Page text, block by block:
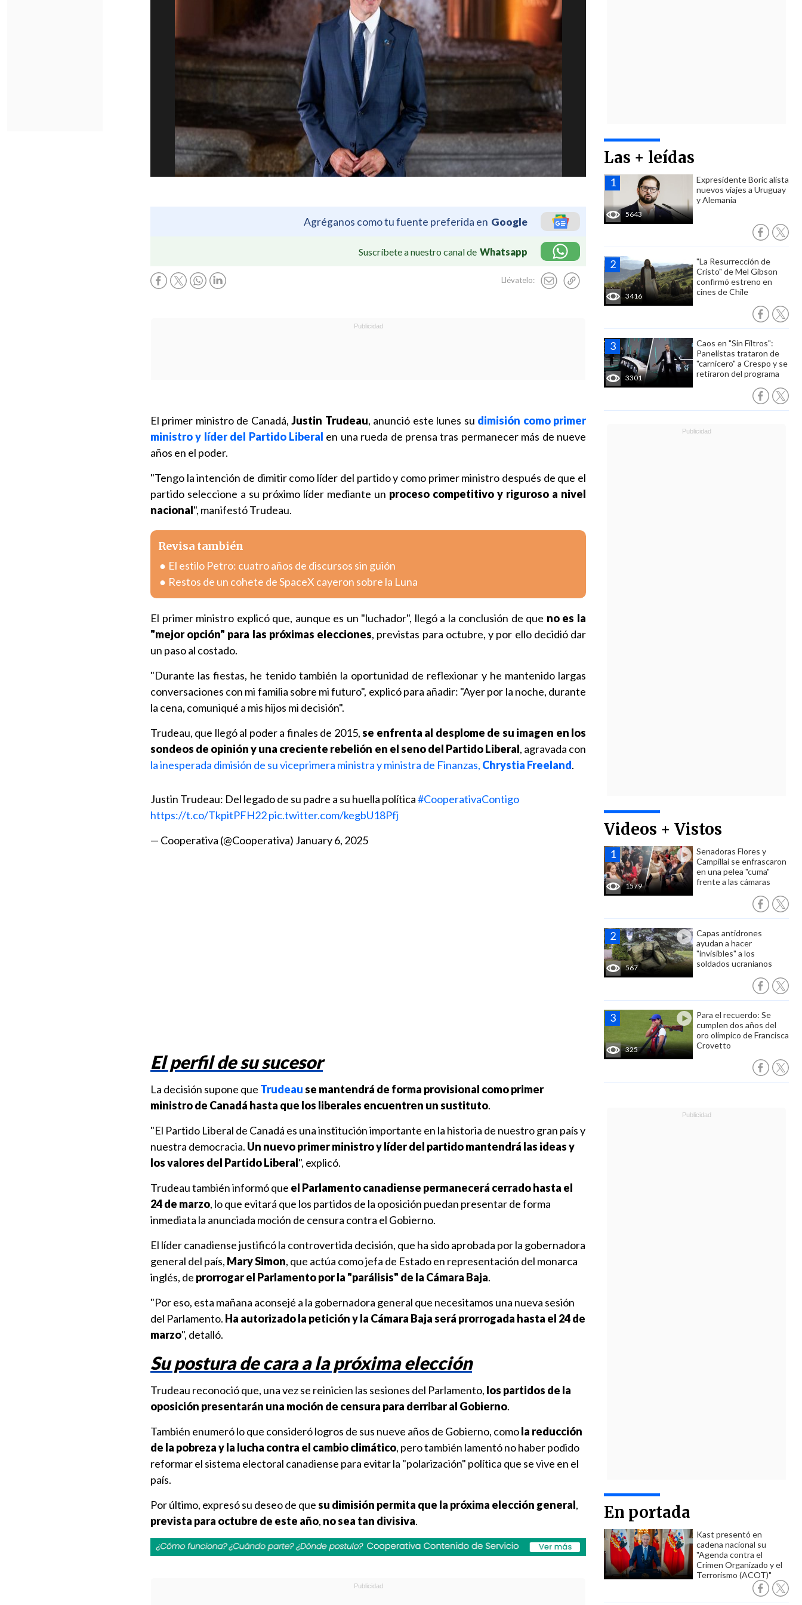
Agréganos como tu fuente preferida en Google
Suscríbete a nuestro canal de Whatsapp
Llévatelo:
Las + leídas
5643
Expresidente Boric alista
nuevos viajes a Uruguay
y Alemania
3416
"La Resurrección de
Cristo" de Mel Gibson
confirmó estreno en
cines de Chile
3301
Caos en "Sin Filtros":
Panelistas trataron de
"carnicero" a Crespo y se
retiraron del programa
Videos + Vistos
1579
Senadoras Flores y
Campillai se enfrascaron
en una pelea "cuma"
frente a las cámaras
567
Capas antidrones
ayudan a hacer
"invisibles" a los
soldados ucranianos
325
Para el recuerdo: Se
cumplen dos años del
oro olímpico de Francisca
Crovetto
En portada
Kast presentó en
cadena nacional su
"Agenda contra el
Crimen Organizado y el
Terrorismo (ACOT)"
El primer ministro de Canadá, Justin Trudeau, anunció este lunes su dimisión como primer
ministro y líder del Partido Liberal en una rueda de prensa tras permanecer más de nueve
años en el poder.
"Tengo la intención de dimitir como líder del partido y como primer ministro después de que el
partido seleccione a su próximo líder mediante un proceso competitivo y riguroso a nivel
nacional", manifestó Trudeau.
Revisa también
El estilo Petro: cuatro años de discursos sin guión
Restos de un cohete de SpaceX cayeron sobre la Luna
El primer ministro explicó que, aunque es un "luchador", llegó a la conclusión de que no es la
"mejor opción" para las próximas elecciones, previstas para octubre, y por ello decidió dar
un paso al costado.
"Durante las fiestas, he tenido también la oportunidad de reflexionar y he mantenido largas
conversaciones con mi familia sobre mi futuro", explicó para añadir: "Ayer por la noche, durante
la cena, comuniqué a mis hijos mi decisión".
Trudeau, que llegó al poder a finales de 2015,se enfrenta al desplome de su imagen en los
sondeos de opinión y una creciente rebelión en el seno del Partido Liberal, agravada con
la inesperada dimisión de su viceprimera ministra y ministra de Finanzas, Chrystia Freeland.
Justin Trudeau: Del legado de su padre a su huella política#CooperativaContigo
https://t.co/TkpitPFH22pic.twitter.com/kegbU18Pfj
— Cooperativa (@Cooperativa) January 6, 2025
El perfil de su sucesor
La decisión supone que Trudeause mantendrá de forma provisional como primer
ministro de Canadá hasta que los liberales encuentren un sustituto.
"El Partido Liberal de Canadá es una institución importante en la historia de nuestro gran país y
nuestra democracia. Un nuevo primer ministro y líder del partido mantendrá las ideas y
los valores del Partido Liberal", explicó.
Trudeau también informó que el Parlamento canadiense permanecerá cerrado hasta el
24 de marzo, lo que evitará que los partidos de la oposición puedan presentar de forma
inmediata la anunciada moción de censura contra el Gobierno.
El líder canadiense justificó la controvertida decisión, que ha sido aprobada por la gobernadora
general del país, Mary Simon, que actúa como jefa de Estado en representación del monarca
inglés, de prorrogar el Parlamento por la "parálisis" de la Cámara Baja.
"Por eso, esta mañana aconsejé a la gobernadora general que necesitamos una nueva sesión
del Parlamento. Ha autorizado la petición y la Cámara Baja será prorrogada hasta el 24 de
marzo", detalló.
Su postura de cara a la próxima elección
Trudeau reconoció que, una vez se reinicien las sesiones del Parlamento, los partidos de la
oposición presentarán una moción de censura para derribar al Gobierno.
También enumeró lo que consideró logros de sus nueve años de Gobierno, comola reducción
de la pobreza y la lucha contra el cambio climático, pero también lamentó no haber podido
reformar el sistema electoral canadiense para evitar la "polarización" política que se vive en el
país.
Por último, expresó su deseo de quesu dimisión permita que la próxima elección general,
prevista para octubre de este año, no sea tan divisiva.